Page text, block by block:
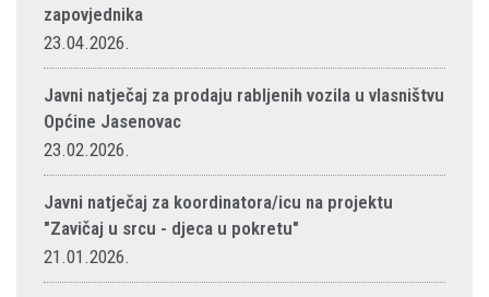
zapovjednika
23.04.2026.
Javni natječaj za prodaju rabljenih vozila u vlasništvu
Općine Jasenovac
23.02.2026.
Javni natječaj za koordinatora/icu na projektu
"Zavičaj u srcu - djeca u pokretu"
21.01.2026.